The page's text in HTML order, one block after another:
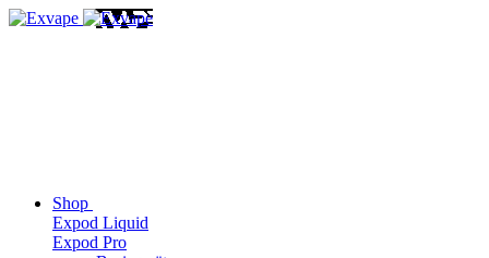
Shop
Expod Liquid
Expod Pro